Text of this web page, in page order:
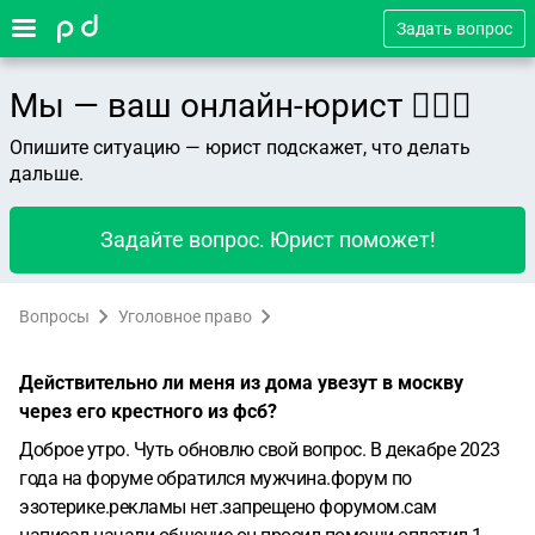
Задать вопрос
Мы — ваш онлайн-юрист 👨🏻‍⚖️
Опишите ситуацию — юрист подскажет, что делать
дальше.
Задайте вопрос. Юрист поможет!
Вопросы Уголовное право
Действительно ли меня из дома увезут в москву
через его крестного из фсб?
Доброе утро. Чуть обновлю свой вопрос. В декабре 2023
года на форуме обратился мужчина.форум по
эзотерике.рекламы нет.запрещено форумом.сам